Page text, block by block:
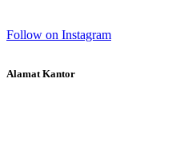
Follow on Instagram
Alamat Kantor